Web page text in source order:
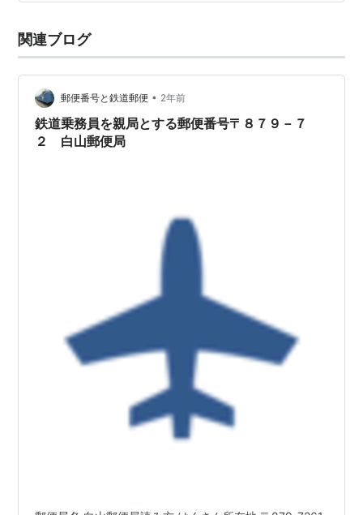
ング参加中鉄道趣味 ランキング参加中旅行
関連ブログ
郵便番号と鉄道郵便 • 2年前
鉄道乗務員を親局とする郵便番号〒８７９－７
２ 白山郵便局